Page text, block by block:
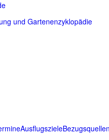
AusflugszieleBezugsquellen